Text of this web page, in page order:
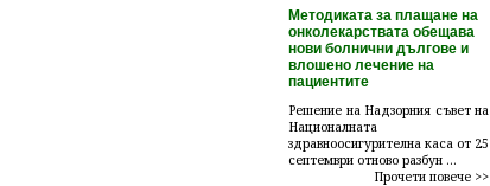
Методиката за плащане на
онколекарствата обещава
нови болнични дългове и
влошено лечение на
пациентите
Решение на Надзорния съвет на
Националната
здравноосигурителна каса от 25
септември отново разбун ...
Прочети повече >>